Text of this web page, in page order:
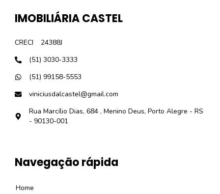
IMOBILIÁRIA CASTEL
CRECI
24388J
(51) 3030-3333
(51) 99158-5553
viniciusdalcastel@gmail.com
Rua Marcílio Dias, 684 , Menino Deus, Porto Alegre - RS
- 90130-001
Navegação rápida
Home